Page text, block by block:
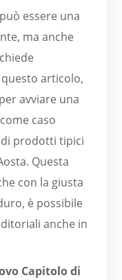
essere una
ma anche
articolo,
avviare una
caso
prodotti tipici
Questa
con la giusta
è possibile
anche in
Capitolo di